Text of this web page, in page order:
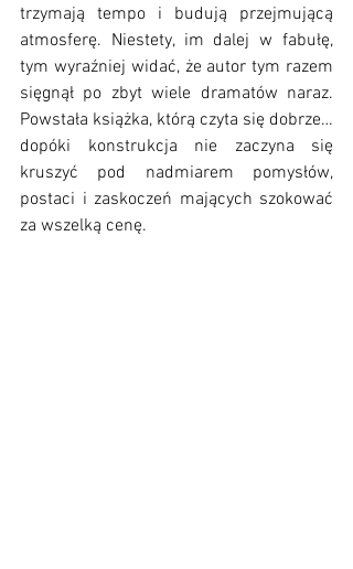
trzymają tempo i budują przejmującą
atmosferę. Niestety, im dalej w fabułę,
tym wyraźniej widać, że autor tym razem
sięgnął po zbyt wiele dramatów naraz.
Powstała książka, którą czyta się dobrze…
dopóki konstrukcja nie zaczyna się
kruszyć pod nadmiarem pomysłów,
postaci i zaskoczeń mających szokować
za wszelką cenę.